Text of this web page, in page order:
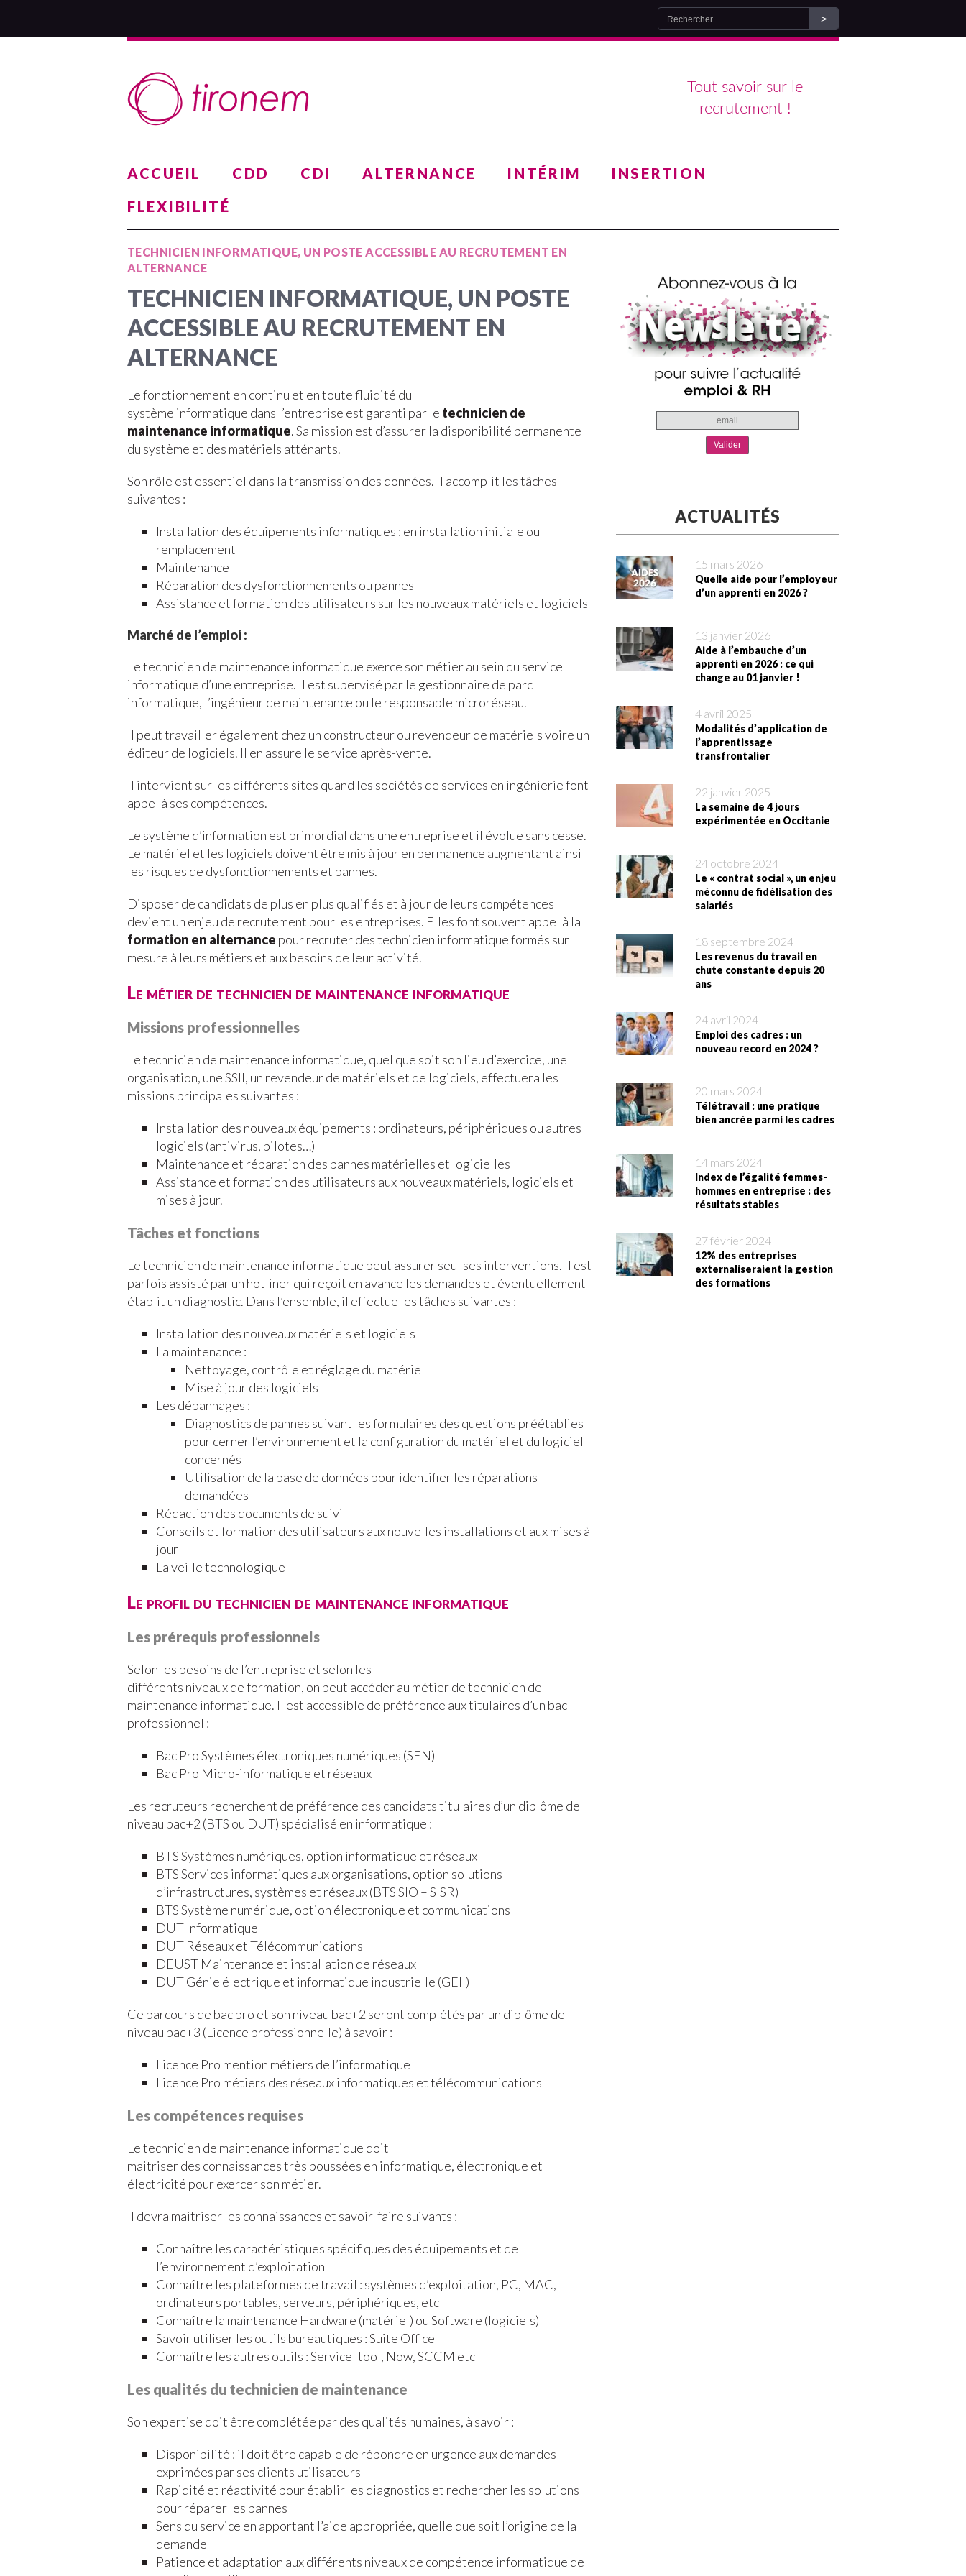
Tout savoir sur le
recrutement !
ACCUEIL CDD CDI ALTERNANCE INTÉRIM
INSERTION
FLEXIBILITÉ
TECHNICIEN INFORMATIQUE, UN POSTE ACCESSIBLE AU RECRUTEMENT EN
ALTERNANCE
TECHNICIEN INFORMATIQUE, UN POSTE
ACCESSIBLE AU RECRUTEMENT EN
ALTERNANCE
Le fonctionnement en continu et en toute fluidité du
système informatique dans l’entreprise est garanti par le technicien de
maintenance informatique. Sa mission est d’assurer la disponibilité permanente
du système et des matériels atténants.
Son rôle est essentiel dans la transmission des données. Il accomplit les tâches
suivantes :
Installation des équipements informatiques : en installation initiale ou
remplacement
Maintenance
Réparation des dysfonctionnements ou pannes
Assistance et formation des utilisateurs sur les nouveaux matériels et logiciels
Marché de l’emploi :
Le technicien de maintenance informatique exerce son métier au sein du service
informatique d’une entreprise. Il est supervisé par le gestionnaire de parc
informatique, l’ingénieur de maintenance ou le responsable microréseau.
Il peut travailler également chez un constructeur ou revendeur de matériels voire un
éditeur de logiciels. Il en assure le service après-vente.
Il intervient sur les différents sites quand les sociétés de services en ingénierie font
appel à ses compétences.
Le système d’information est primordial dans une entreprise et il évolue sans cesse.
Le matériel et les logiciels doivent être mis à jour en permanence augmentant ainsi
les risques de dysfonctionnements et pannes.
Disposer de candidats de plus en plus qualifiés et à jour de leurs compétences
devient un enjeu de recrutement pour les entreprises. Elles font souvent appel à la
formation en alternance pour recruter des technicien informatique formés sur
mesure à leurs métiers et aux besoins de leur activité.
Le métier de technicien de maintenance informatique
Missions professionnelles
Le technicien de maintenance informatique, quel que soit son lieu d’exercice, une
organisation, une SSII, un revendeur de matériels et de logiciels, effectuera les
missions principales suivantes :
Installation des nouveaux équipements : ordinateurs, périphériques ou autres
logiciels (antivirus, pilotes…)
Maintenance et réparation des pannes matérielles et logicielles
Assistance et formation des utilisateurs aux nouveaux matériels, logiciels et
mises à jour.
Tâches et fonctions
Le technicien de maintenance informatique peut assurer seul ses interventions. Il est
parfois assisté par un hotliner qui reçoit en avance les demandes et éventuellement
établit un diagnostic. Dans l’ensemble, il effectue les tâches suivantes :
Installation des nouveaux matériels et logiciels
La maintenance :
Nettoyage, contrôle et réglage du matériel
Mise à jour des logiciels
Les dépannages :
Diagnostics de pannes suivant les formulaires des questions préétablies
pour cerner l’environnement et la configuration du matériel et du logiciel
concernés
Utilisation de la base de données pour identifier les réparations
demandées
Rédaction des documents de suivi
Conseils et formation des utilisateurs aux nouvelles installations et aux mises à
jour
La veille technologique
Le profil du technicien de maintenance informatique
Les prérequis professionnels
Selon les besoins de l’entreprise et selon les
différents niveaux de formation, on peut accéder au métier de technicien de
maintenance informatique. Il est accessible de préférence aux titulaires d’un bac
professionnel :
Bac Pro Systèmes électroniques numériques (SEN)
Bac Pro Micro-informatique et réseaux
Les recruteurs recherchent de préférence des candidats titulaires d’un diplôme de
niveau bac+2 (BTS ou DUT) spécialisé en informatique :
BTS Systèmes numériques, option informatique et réseaux
BTS Services informatiques aux organisations, option solutions
d’infrastructures, systèmes et réseaux (BTS SIO – SISR)
BTS Système numérique, option électronique et communications
DUT Informatique
DUT Réseaux et Télécommunications
DEUST Maintenance et installation de réseaux
DUT Génie électrique et informatique industrielle (GEII)
Ce parcours de bac pro et son niveau bac+2 seront complétés par un diplôme de
niveau bac+3 (Licence professionnelle) à savoir :
Licence Pro mention métiers de l’informatique
Licence Pro métiers des réseaux informatiques et télécommunications
Les compétences requises
Le technicien de maintenance informatique doit
maitriser des connaissances très poussées en informatique, électronique et
électricité pour exercer son métier.
Il devra maitriser les connaissances et savoir-faire suivants :
Connaître les caractéristiques spécifiques des équipements et de
l’environnement d’exploitation
Connaître les plateformes de travail : systèmes d’exploitation, PC, MAC,
ordinateurs portables, serveurs, périphériques, etc
Connaître la maintenance Hardware (matériel) ou Software (logiciels)
Savoir utiliser les outils bureautiques : Suite Office
Connaître les autres outils : Service Itool, Now, SCCM etc
Les qualités du technicien de maintenance
Son expertise doit être complétée par des qualités humaines, à savoir :
Disponibilité : il doit être capable de répondre en urgence aux demandes
exprimées par ses clients utilisateurs
Rapidité et réactivité pour établir les diagnostics et rechercher les solutions
pour réparer les pannes
Sens du service en apportant l’aide appropriée, quelle que soit l’origine de la
demande
Patience et adaptation aux différents niveaux de compétence informatique de
ACTUALITÉS
15 mars 2026
Quelle aide pour l’employeur
d’un apprenti en 2026 ?
13 janvier 2026
Aide à l’embauche d’un
apprenti en 2026 : ce qui
change au 01 janvier !
4 avril 2025
Modalités d’application de
l’apprentissage
transfrontalier
22 janvier 2025
La semaine de 4 jours
expérimentée en Occitanie
24 octobre 2024
Le « contrat social », un enjeu
méconnu de fidélisation des
salariés
18 septembre 2024
Les revenus du travail en
chute constante depuis 20
ans
24 avril 2024
Emploi des cadres : un
nouveau record en 2024 ?
20 mars 2024
Télétravail : une pratique
bien ancrée parmi les cadres
14 mars 2024
Index de l’égalité femmes-
hommes en entreprise : des
résultats stables
27 février 2024
12% des entreprises
externaliseraient la gestion
des formations